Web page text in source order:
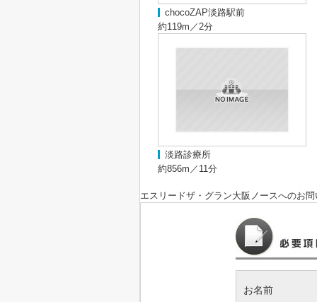
chocoZAP淡路駅前
約119m／2分
淡路診療所
約856m／11分
エスリードザ・グラン大阪ノースへのお
お名前